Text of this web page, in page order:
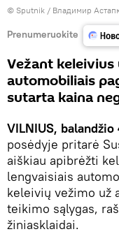
© Sputnik / Владимир
Prenumeruokite
Vežant
automobiliais
sutarta kaina
VILNIUS,
posėdyje pritarė
aiškiau apibrėžti
lengvaisiais
keleivių vežimo už
teikimo sąlygas,
žiniasklaidai.